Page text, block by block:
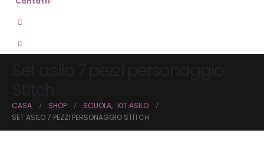
CASA SHOP SCUOLA, KIT ASILO
SET ASILO 7 PEZZI PERSONAGGIO STITCH